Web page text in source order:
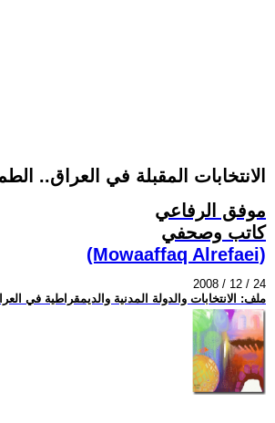
الانتخابات المقبلة في العراق..
موفق الرفاعي
كاتب وصحفي
(Mowaaffaq Alrefaei)
2008 / 12 / 24
ملف: الانتخابات والدولة المدنية والديمقراطية في